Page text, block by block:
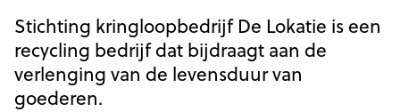
Stichting kringloopbedrijf De Lokatie is een
recycling bedrijf dat bijdraagt aan de
verlenging van de levensduur van
goederen.